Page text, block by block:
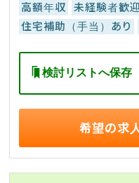
高額年収 未経験者歓迎
住宅補助（手当）あり
検討リストへ保存
希望の求